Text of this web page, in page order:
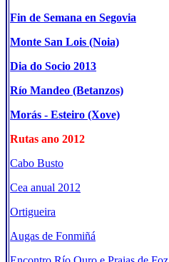
Fin de Semana en Segovia
Monte San Lois (Noia)
Dia do Socio 2013
Río Mandeo (Betanzos)
Morás - Esteiro (Xove)
Rutas ano 2012
Cabo Busto
Cea anual 2012
Ortigueira
Augas de Fonmiñá